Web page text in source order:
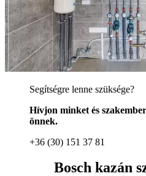
Segítségre lenne szüksége?
Hívjon minket és
önnek.
+36 (30) 151 37 81
Bosch kazán